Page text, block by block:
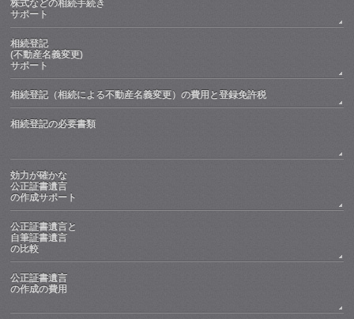
株式などの相続手続き
サポート
相続登記
(不動産名義変更)
サポート
相続登記（相続による不動産名義変更）の費用と登録免許税
相続登記の必要書類
効力が確かな
公正証書遺言
の作成サポート
公正証書遺言と
自筆証書遺言
の比較
公正証書遺言
の作成の費用